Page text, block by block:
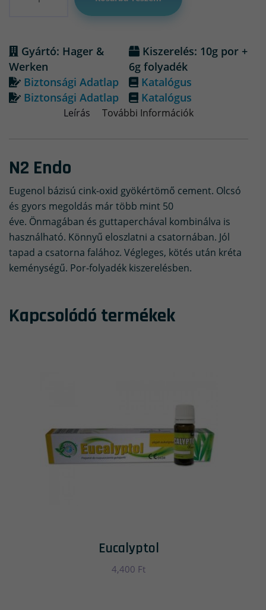
Gyártó: Hager &
Werken
Kiszerelés: 10g por +
6g folyadék
Biztonsági Adatlap
Katalógus
Biztonsági Adatlap
Katalógus
Leírás További Információk
N2 Endo
Eugenol bázisú cink-oxid gyökértömő cement. Olcsó
és gyors megoldás már több mint 50
éve. Önmagában és guttaperchával kombinálva is
használható. Könnyű eloszlatni a csatornában. Jól
tapad a csatorna falához. Végleges, kötés után kréta
keménységű. Por-folyadék kiszerelésben.
Kapcsolódó termékek
Eucalyptol
4,400 Ft